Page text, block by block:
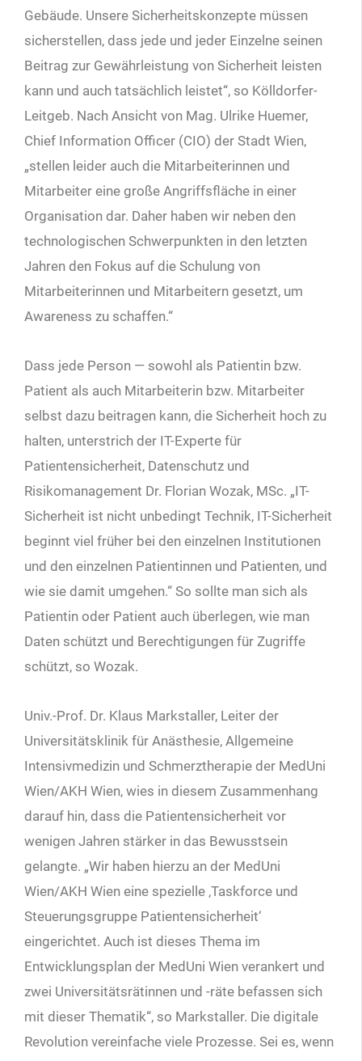
Gebäude. Unsere Sicherheitskonzepte müssen
sicherstellen, dass jede und jeder Einzelne seinen
Beitrag zur Gewährleistung von Sicherheit leisten
kann und auch tatsächlich leistet“, so Kölldorfer-
Leitgeb. Nach Ansicht von Mag. Ulrike Huemer,
Chief Information Officer (CIO) der Stadt Wien,
„stellen leider auch die Mitarbeiterinnen und
Mitarbeiter eine große Angriffsfläche in einer
Organisation dar. Daher haben wir neben den
technologischen Schwerpunkten in den letzten
Jahren den Fokus auf die Schulung von
Mitarbeiterinnen und Mitarbeitern gesetzt, um
Awareness zu schaffen.“
Dass jede Person — sowohl als Patientin bzw.
Patient als auch Mitarbeiterin bzw. Mitarbeiter
selbst dazu beitragen kann, die Sicherheit hoch zu
halten, unterstrich der IT-Experte für
Patientensicherheit, Datenschutz und
Risikomanagement Dr. Florian Wozak, MSc. „IT-
Sicherheit ist nicht unbedingt Technik, IT-Sicherheit
beginnt viel früher bei den ein­zelnen Institutionen
und den einzelnen Patien­tinnen und Patienten, und
wie sie damit umgehen.“ So sollte man sich als
Patientin oder Patient auch überlegen, wie man
Daten schützt und Berechtigungen für Zugriffe
schützt, so Wozak.
Univ.-Prof. Dr. Klaus Markstaller, Leiter der
Universitätsklinik für Anästhesie, Allgemeine
Intensivmedizin und Schmerztherapie der MedUni
Wien/AKH Wien, wies in diesem Zusammenhang
darauf hin, dass die Patientensicherheit vor
wenigen Jahren stärker in das Bewusstsein
gelangte. „Wir haben hierzu an der MedUni
Wien/AKH Wien eine spezielle ‚Taskforce und
Steuerungsgruppe Patientensicherheit‘
eingerichtet. Auch ist dieses Thema im
Entwicklungsplan der MedUni Wien verankert und
zwei Universitätsrätinnen und -räte befassen sich
mit dieser Thematik“, so Markstaller. Die digitale
Revolution vereinfache viele Prozesse. Sei es, wenn